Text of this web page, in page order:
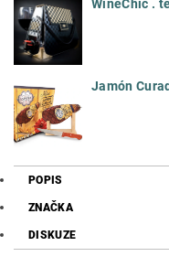
WineChic .
Jamón
POPIS
ZNAČKA
DISKUZE